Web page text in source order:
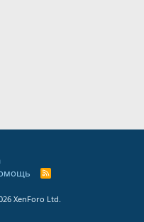
R
XenForo Ltd.